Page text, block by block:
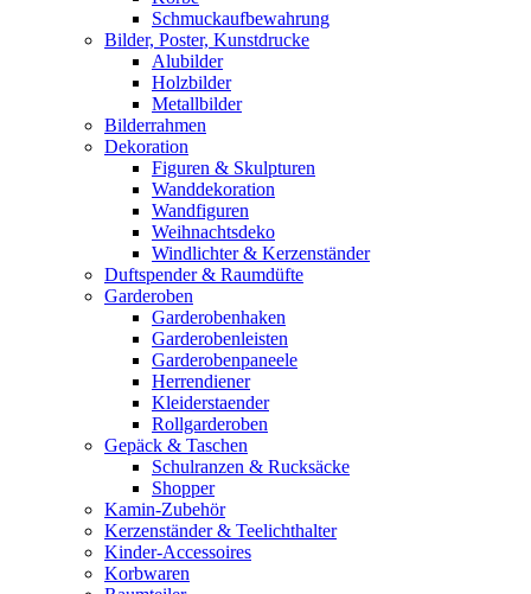
Schmuckaufbewahrung
Bilder, Poster, Kunstdrucke
Alubilder
Holzbilder
Metallbilder
Bilderrahmen
Dekoration
Figuren & Skulpturen
Wanddekoration
Wandfiguren
Weihnachtsdeko
Windlichter & Kerzenständer
Duftspender & Raumdüfte
Garderoben
Garderobenhaken
Garderobenleisten
Garderobenpaneele
Herrendiener
Kleiderstaender
Rollgarderoben
Gepäck & Taschen
Schulranzen & Rucksäcke
Shopper
Kamin-Zubehör
Kerzenständer & Teelichthalter
Kinder-Accessoires
Korbwaren